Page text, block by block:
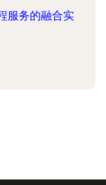
服务的融合实